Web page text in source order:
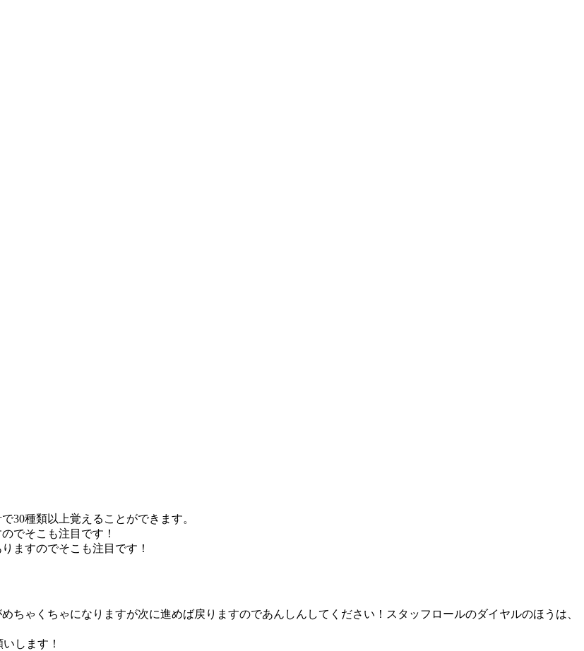
30種類以上覚えることができます。
でそこも注目です！
ますのでそこも注目です！
ちゃくちゃになりますが次に進めば戻りますのであんしんしてください！スタッフロールのダイヤルのほうは、
します！